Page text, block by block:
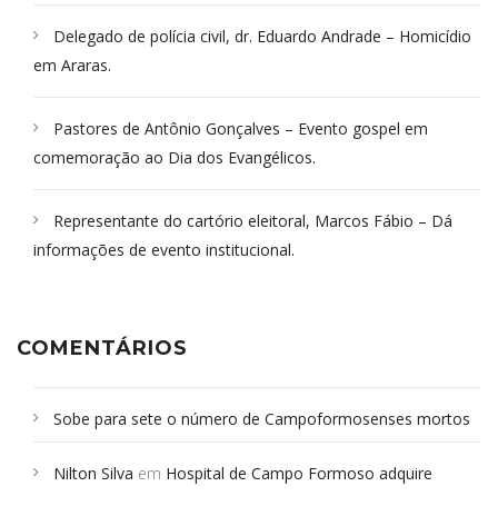
Delegado de polícia civil, dr. Eduardo Andrade – Homicídio
em Araras.
Pastores de Antônio Gonçalves – Evento gospel em
comemoração ao Dia dos Evangélicos.
Representante do cartório eleitoral, Marcos Fábio – Dá
informações de evento institucional.
COMENTÁRIOS
Sobe para sete o número de Campoformosenses mortos
Campoformosenses que morreram em desabamentos são
Nilton Silva em Hospital de Campo Formoso adquire